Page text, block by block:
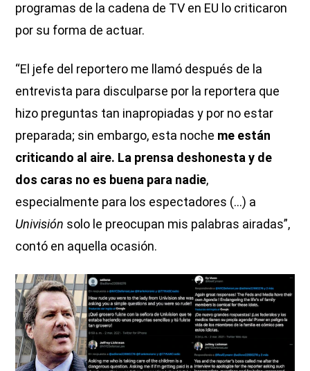
programas de la cadena de TV en EU lo criticaron
por su forma de actuar.
“El jefe del reportero me llamó después de la
entrevista para disculparse por la reportera que
hizo preguntas tan inapropiadas y por no estar
preparada; sin embargo, esta noche me están
criticando al aire. La prensa deshonesta y de
dos caras no es buena para nadie,
especialmente para los espectadores (…) a
Univisión solo le preocupan mis palabras airadas”,
contó en aquella ocasión.